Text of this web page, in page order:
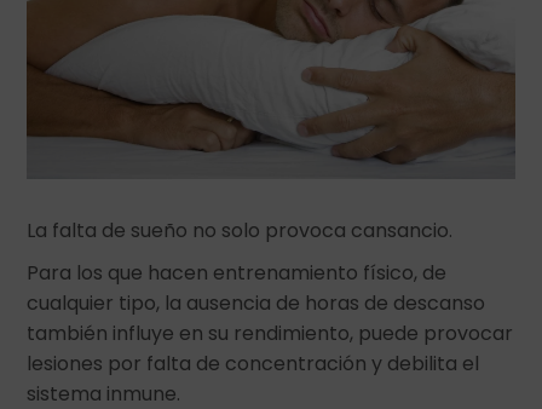
La falta de sueño no solo provoca cansancio.
Para los que hacen entrenamiento físico, de
cualquier tipo, la ausencia de horas de descanso
también influye en su rendimiento, puede provocar
lesiones por falta de concentración y debilita el
sistema inmune.